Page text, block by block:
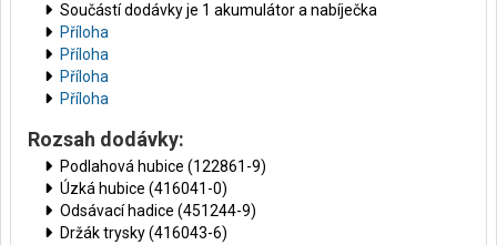
Součástí dodávky je 1 akumulátor a nabíječka
Příloha
Příloha
Příloha
Příloha
Rozsah dodávky:
Podlahová hubice (122861-9)
Úzká hubice (416041-0)
Odsávací hadice (451244-9)
Držák trysky (416043-6)